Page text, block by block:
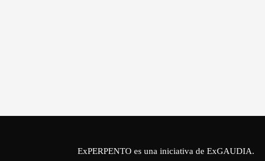
ExPERPENTO es una iniciativa de ExGAUDIA.